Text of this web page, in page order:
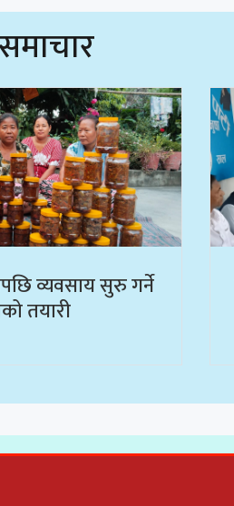
व्यवसाय सुरु गर्ने
तयारी